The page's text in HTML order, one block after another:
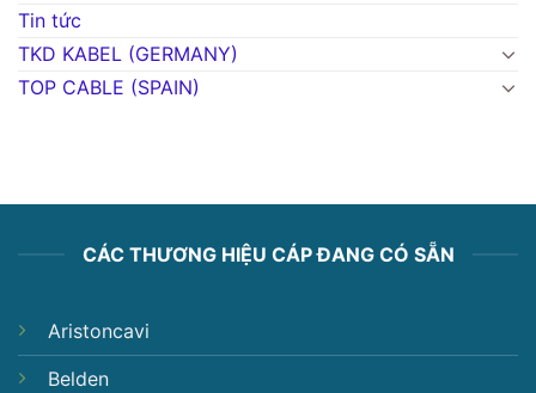
Tin tức
TKD KABEL (GERMANY)
TOP CABLE (SPAIN)
CÁC THƯƠNG HIỆU CÁP ĐANG CÓ SẴN
Aristoncavi
Belden